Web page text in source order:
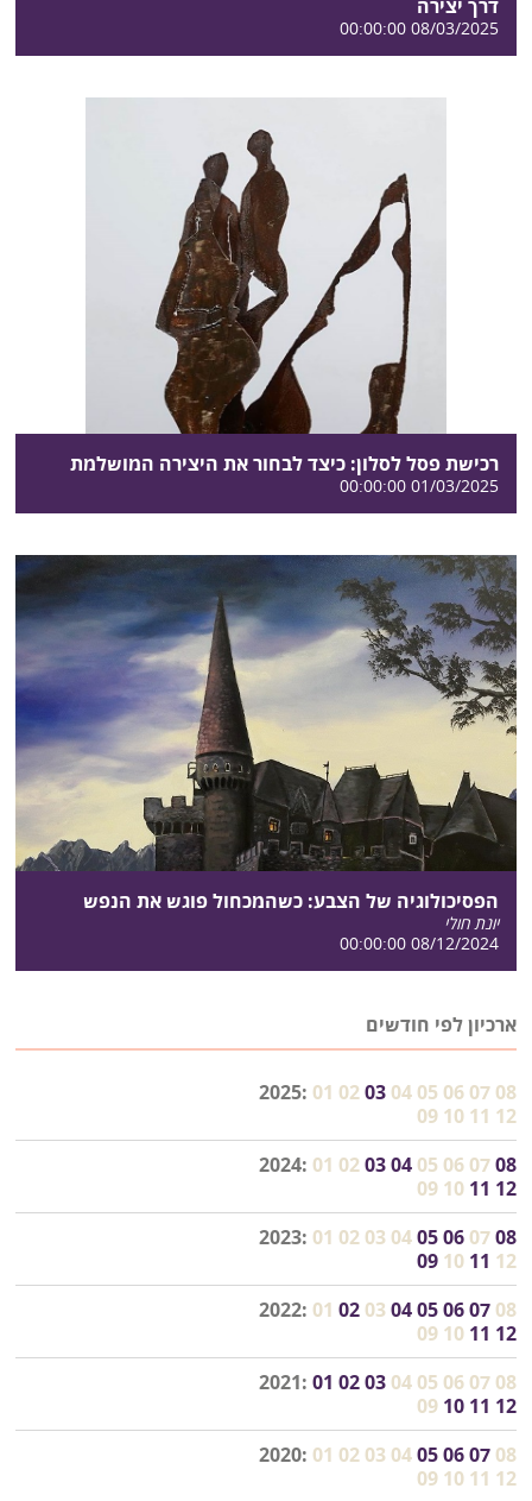
דרך יצירה
08/03/2025 00:00:00
רכישת פסל לסלון: כיצד לבחור את היצירה המושלמת
01/03/2025 00:00:00
הפסיכולוגיה של הצבע: כשהמכחול פוגש את הנפש
יונת חולי
08/12/2024 00:00:00
ארכיון לפי חודשים
2025: 01 02 03 04 05 06 07 08
09 10 11 12
2024: 01 02 03 04 05 06 07 08
09 10 11 12
2023: 01 02 03 04 05 06 07 08
09 10 11 12
2022: 01 02 03 04 05 06 07 08
09 10 11 12
2021: 01 02 03 04 05 06 07 08
09 10 11 12
2020: 01 02 03 04 05 06 07 08
09 10 11 12